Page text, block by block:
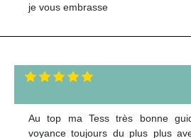
je vous embrasse
Au top ma Tess très bonne
voyance toujours du plus plus